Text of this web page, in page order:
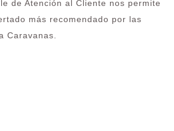
de Atención al Cliente nos permite
más recomendado por las
Caravanas.